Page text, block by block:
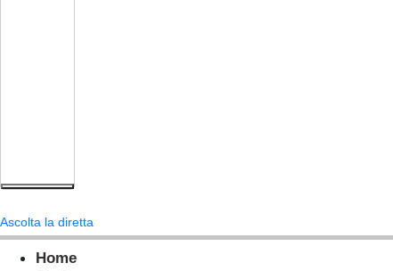
Ascolta la diretta
Home